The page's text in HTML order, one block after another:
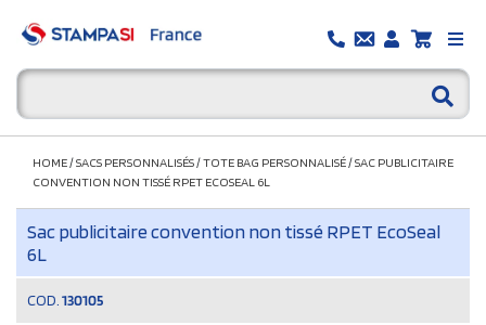
HOME/SACS PERSONNALISÉS/TOTE BAG PERSONNALISÉ/SAC PUBLICITAIRE
CONVENTION NON TISSÉ RPET ECOSEAL 6L
Sac publicitaire convention non tissé RPET EcoSeal
6L
COD. 130105